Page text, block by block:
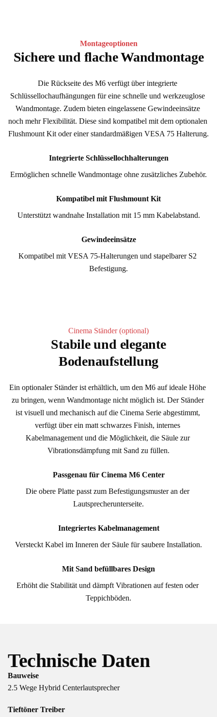
Montageoptionen
Sichere und flache Wandmontage
Die Rückseite des M6 verfügt über integrierte
Schlüssellochaufhängungen für eine schnelle und werkzeuglose
Wandmontage. Zudem bieten eingelassene Gewindeeinsätze
noch mehr Flexibilität. Diese sind kompatibel mit dem optionalen
Flushmount Kit oder einer standardmäßigen VESA 75 Halterung.
Integrierte Schlüssellochhalterungen
Ermöglichen schnelle Wandmontage ohne zusätzliches Zubehör.
Kompatibel mit Flushmount Kit
Unterstützt wandnahe Installation mit 15 mm Kabelabstand.
Gewindeeinsätze
Kompatibel mit VESA 75-Halterungen und stapelbarer S2
Befestigung.
Cinema Ständer (optional)
Stabile und elegante
Bodenaufstellung
Ein optionaler Ständer ist erhältlich, um den M6 auf ideale Höhe
zu bringen, wenn Wandmontage nicht möglich ist. Der Ständer
ist visuell und mechanisch auf die Cinema Serie abgestimmt,
verfügt über ein matt schwarzes Finish, internes
Kabelmanagement und die Möglichkeit, die Säule zur
Vibrationsdämpfung mit Sand zu füllen.
Passgenau für Cinema M6 Center
Die obere Platte passt zum Befestigungsmuster an der
Lautsprecherunterseite.
Integriertes Kabelmanagement
Versteckt Kabel im Inneren der Säule für saubere Installation.
Mit Sand befüllbares Design
Erhöht die Stabilität und dämpft Vibrationen auf festen oder
Teppichböden.
Technische Daten
Bauweise
2.5 Wege Hybrid Centerlautsprecher
Tieftöner Treiber